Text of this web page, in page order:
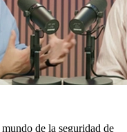
de la seguridad de